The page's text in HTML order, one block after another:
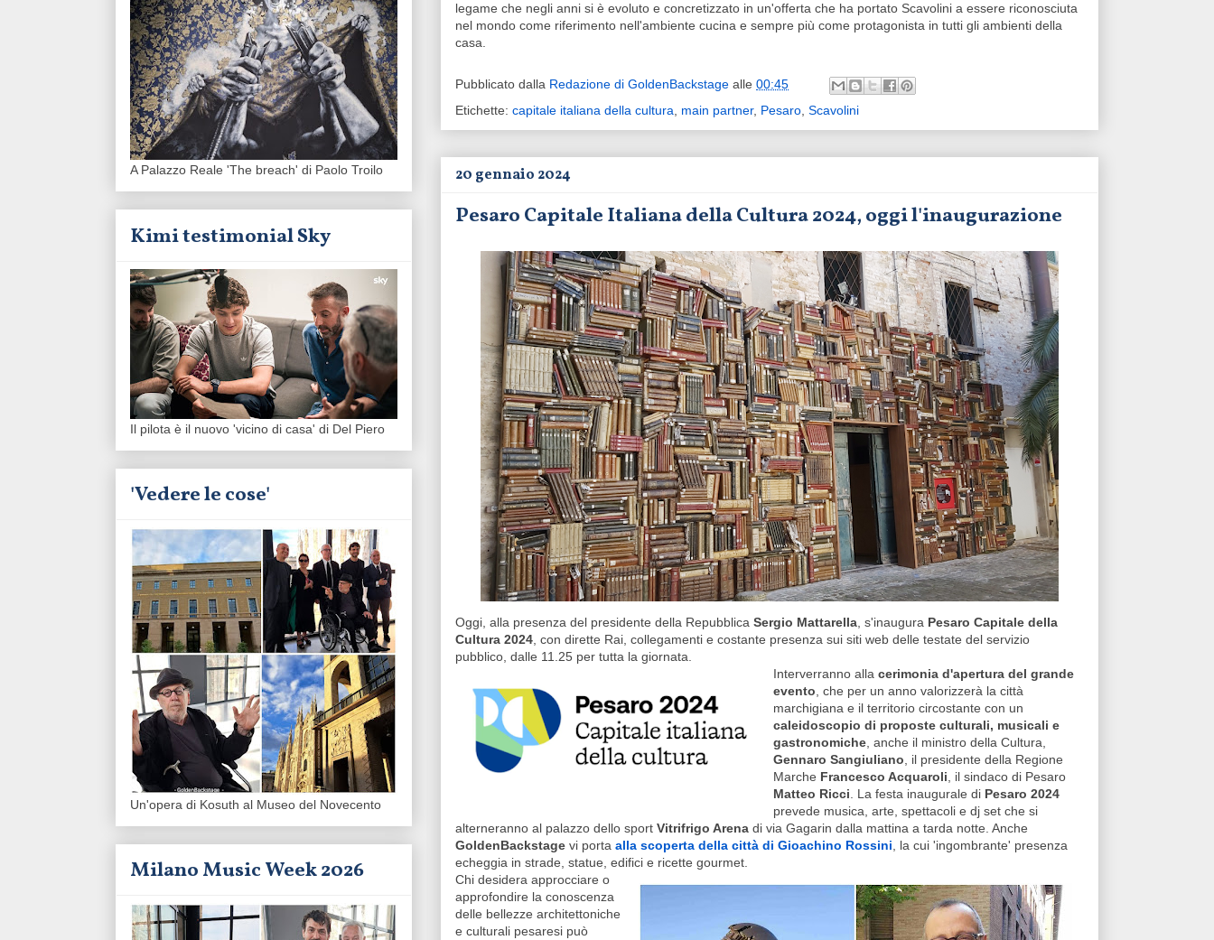
legame che negli anni si è evoluto e concretizzato in un'offerta che ha portato Scavolini a essere riconosciuta
nel mondo come riferimento nell'ambiente cucina e sempre più come protagonista in tutti gli ambienti della
casa.
Pubblicato dalla Redazione di GoldenBackstage alle 00:45
Etichette: capitale italiana della cultura, main partner, Pesaro, Scavolini
20 gennaio 2024
Pesaro Capitale Italiana della Cultura 2024, oggi l'inaugurazione
Oggi, alla presenza del presidente della Repubblica Sergio Mattarella, s'inaugura Pesaro Capitale della
Cultura 2024, con dirette Rai, collegamenti e costante presenza sui siti web delle testate del servizio
pubblico, dalle 11.25 per tutta la giornata.
Interverranno alla cerimonia d'apertura del grande
evento, che per un anno valorizzerà la città
marchigiana e il territorio circostante con un
caleidoscopio di proposte culturali, musicali e
gastronomiche, anche il ministro della Cultura,
Gennaro Sangiuliano, il presidente della Regione
Marche Francesco Acquaroli, il sindaco di Pesaro
Matteo Ricci. La festa inaugurale di Pesaro 2024
prevede musica, arte, spettacoli e dj set che si
alterneranno al palazzo dello sport Vitrifrigo Arena di via Gagarin dalla mattina a tarda notte. Anche
GoldenBackstage vi porta alla scoperta della città di Gioachino Rossini, la cui 'ingombrante' presenza
echeggia in strade, statue, edifici e ricette gourmet.
Chi desidera approcciare o
approfondire la conoscenza
delle bellezze architettoniche
e culturali pesaresi può
A Palazzo Reale 'The breach' di Paolo Troilo
Kimi testimonial Sky
Il pilota è il nuovo 'vicino di casa' di Del Piero
'Vedere le cose'
Un'opera di Kosuth al Museo del Novecento
Milano Music Week 2026